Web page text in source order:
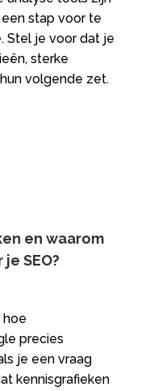
stap voor te
Stel je voor dat je
sterke
volgende zet.​
en waarom
SEO?
hoe
precies
je een vraag
kennisgrafieken